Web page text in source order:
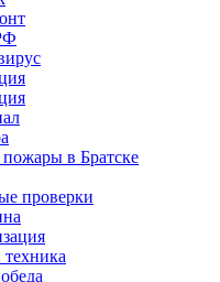
в Братске
проверки